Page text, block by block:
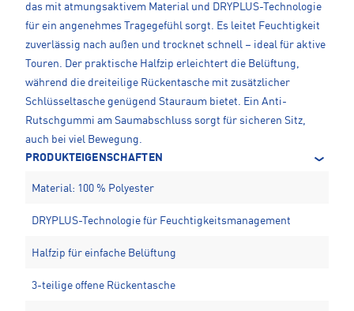
das mit atmungsaktivem Material und DRYPLUS-Technologie
für ein angenehmes Tragegefühl sorgt. Es leitet Feuchtigkeit
zuverlässig nach außen und trocknet schnell – ideal für aktive
Touren. Der praktische Halfzip erleichtert die Belüftung,
während die dreiteilige Rückentasche mit zusätzlicher
Schlüsseltasche genügend Stauraum bietet. Ein Anti-
Rutschgummi am Saumabschluss sorgt für sicheren Sitz,
auch bei viel Bewegung.
PRODUKTEIGENSCHAFTEN
Material: 100 % Polyester
DRYPLUS-Technologie für Feuchtigkeitsmanagement
Halfzip für einfache Belüftung
3-teilige offene Rückentasche